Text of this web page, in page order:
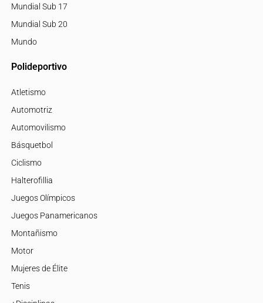
Mundial Sub 17
Mundial Sub 20
Mundo
Polideportivo
Atletismo
Automotriz
Automovilismo
Básquetbol
Ciclismo
Halterofillia
Juegos Olímpicos
Juegos Panamericanos
Montañismo
Motor
Mujeres de Élite
Tenis